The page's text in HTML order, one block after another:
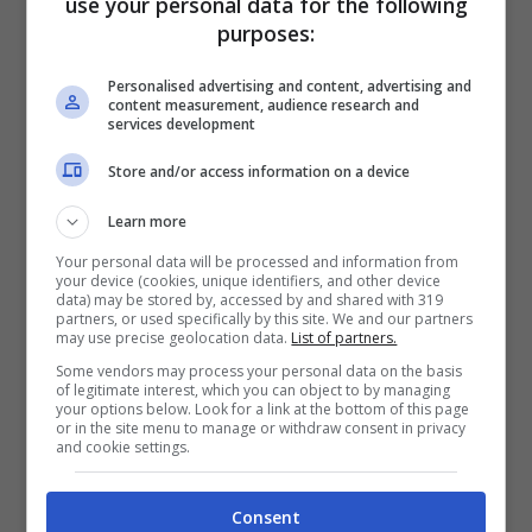
Dopo tanto tempo, in un’intervista rilasciata
al settimanale ‘F’, la conduttrice ha finalmente
spiegato il perché di quella scelta. Come in
molti avevano intuito, le ragioni dietro l’addio
sono strettamente collegate all’addio di
capitano della Roma ha vissuto in maniera
purposes:
Personalised advertising and content, advertising and
content measurement, audience research and
services development
Store and/or access information on a device
Learn more
Your personal data will be processed and information from
your device (cookies, unique identifiers, and other device
data) may be stored by, accessed by and shared with 319
partners, or used specifically by this site. We and our partners
may use precise geolocation data. List of partners.
Some vendors may process your personal data on the basis
of legitimate interest, which you can object to by managing
your options below. Look for a link at the bottom of this page
or in the site menu to manage or withdraw consent in privacy
and cookie settings.
Consent